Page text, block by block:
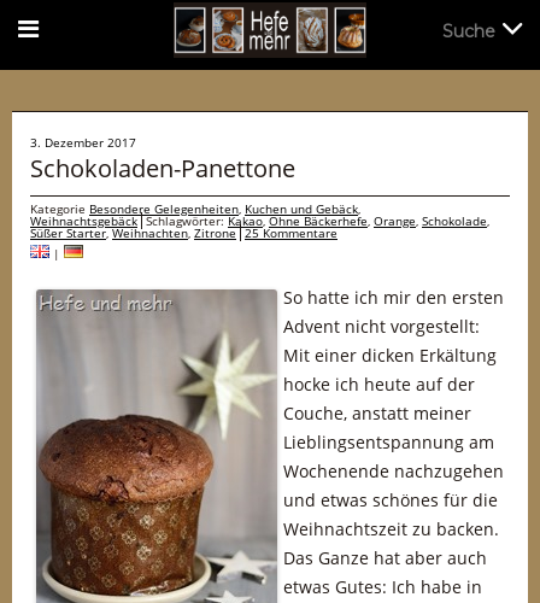
3. Dezember 2017
Schokoladen-Panettone
Kategorie Besondere Gelegenheiten, Kuchen und Gebäck,
Weihnachtsgebäck Schlagwörter:Kakao,Ohne Bäckerhefe, Orange, Schokolade,
Süßer Starter,Weihnachten, Zitrone 25 Kommentare
|
So hatte ich mir den ersten
Advent nicht vorgestellt:
Mit einer dicken Erkältung
hocke ich heute auf der
Couche, anstatt meiner
Lieblingsentspannung am
Wochenende nachzugehen
und etwas schönes für die
Weihnachtszeit zu backen.
Das Ganze hat aber auch
etwas Gutes: Ich habe in
Suche
Suche